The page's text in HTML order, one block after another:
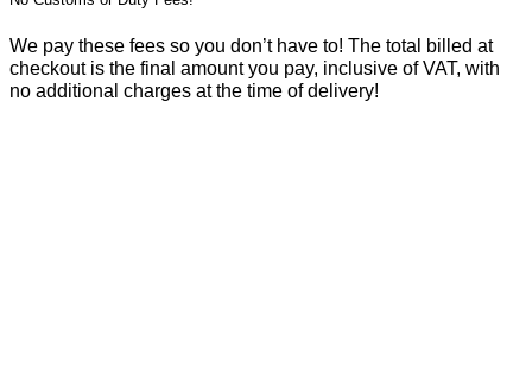
We pay these fees so you don’t have to! The total billed at
checkout is the final amount you pay, inclusive of VAT, with
no additional charges at the time of delivery!